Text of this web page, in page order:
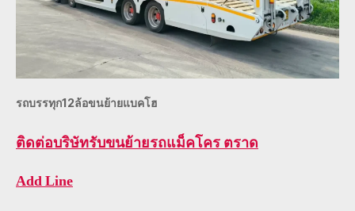
รถบรรทุก12ล้อขนย้ายแบคโฮ
ติดต่อบริษัทรับขนย้ายรถแม็คโคร ตราด
Add Line